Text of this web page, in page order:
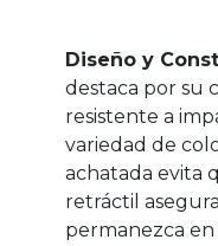
Diseño y
destaca por su
resistente a
variedad de
achatada evita
retráctil
permanezca